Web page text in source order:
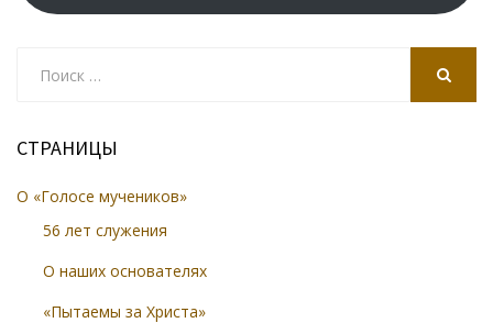
СТРАНИЦЫ
О «Голосе мучеников»
56 лет служения
О наших основателях
«Пытаемы за Христа»